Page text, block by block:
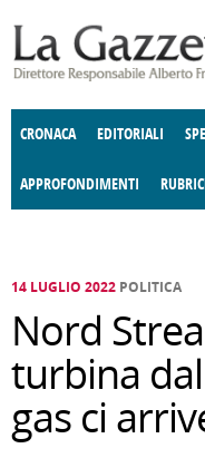
CRONACA EDITORIALI
APPROFONDIMENTI
E SPETTACOLI POLITICA
DELLE IDEE FATTI DELLO
14 LUGLIO 2022 POLITICA
Nord
turbina
gas ci